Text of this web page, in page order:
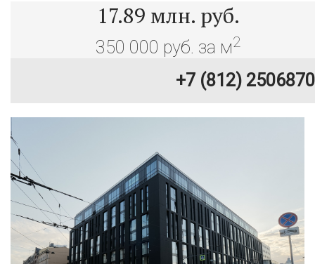
17.89 млн. руб.
350 000 руб. за м2
+7 (812) 2506870